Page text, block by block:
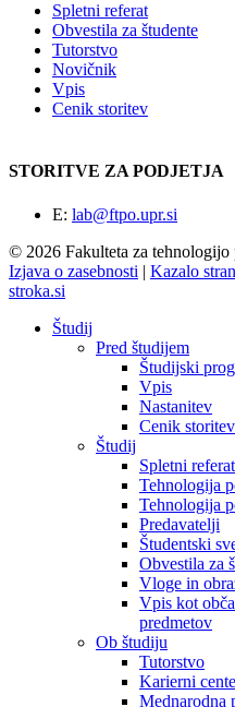
Spletni referat
Obvestila za študente
Tutorstvo
Novičnik
Vpis
Cenik storitev
STORITVE ZA PODJETJA
E: lab@ftpo.upr.si
© 2026 Fakulteta za
Izjava o zasebnosti | Kazalo
stroka.si
Študij
Pred študijem
Študijski
Vpis
Nastanitev
Cenik storitev
Študij
Spletni referat
Tehnologija
Tehnologija
Predavatelji
Študentski
Obvestila za
Vloge in
Vpis kot
predmetov
Ob študiju
Tutorstvo
Karierni
Mednarodna